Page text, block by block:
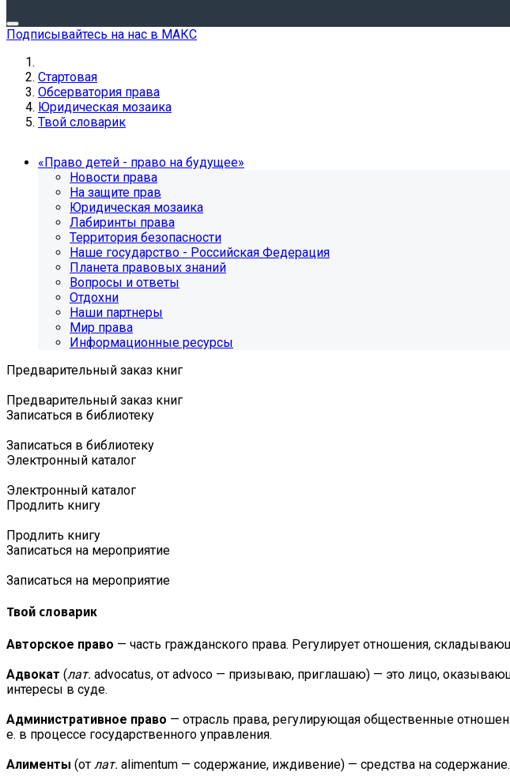
Подписывайтесь на нас в МАКС
Стартовая
Обсерватория права
Юридическая мозаика
Твой словарик
«Право детей - право на будущее»
Новости права
На защите прав
Юридическая мозаика
Лабиринты права
Территория безопасности
Наше государство - Российская Федерация
Планета правовых знаний
Вопросы и ответы
Отдохни
Наши партнеры
Мир права
Информационные ресурсы
Предварительный заказ книг
Предварительный заказ книг
Записаться в библиотеку
Записаться в библиотеку
Электронный каталог
Электронный каталог
Продлить книгу
Продлить книгу
Записаться на мероприятие
Записаться на мероприятие
Твой словарик
Авторское право — часть гражданского права. Регулирует отношения,
Адвокат (лат. advocatus, от advoco — призываю, приглашаю) — это лицо,
интересы в суде.
Административное право — отрасль права, регулирующая общественные
е. в процессе государственного управления.
Алименты (от лат. alimentum — содержание, иждивение) — средства на содержание.